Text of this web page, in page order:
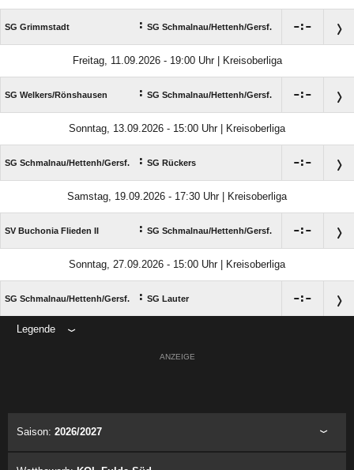
SG Grimmstadt : SG Schmalnau/​Hettenh/​Gersf. :
Freitag, 11.09.2026 - 19:00 Uhr | Kreisoberliga
SG Welkers/​Rönshausen : SG Schmalnau/​Hettenh/​Gersf. :
Sonntag, 13.09.2026 - 15:00 Uhr | Kreisoberliga
SG Schmalnau/​Hettenh/​Gersf. : SG Rückers :
Samstag, 19.09.2026 - 17:30 Uhr | Kreisoberliga
SV Buchonia Flieden II : SG Schmalnau/​Hettenh/​Gersf. :
Sonntag, 27.09.2026 - 15:00 Uhr | Kreisoberliga
SG Schmalnau/​Hettenh/​Gersf. : SG Lauter :
Legende
ANZEIGE
Saison: 2026/2027